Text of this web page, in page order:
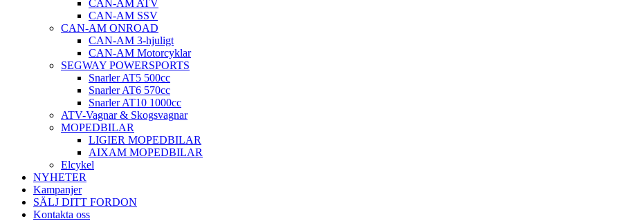
CAN-AM ATV
CAN-AM SSV
CAN-AM ONROAD
CAN-AM 3-hjuligt
CAN-AM Motorcyklar
SEGWAY POWERSPORTS
Snarler AT5 500cc
Snarler AT6 570cc
Snarler AT10 1000cc
ATV-Vagnar & Skogsvagnar
MOPEDBILAR
LIGIER MOPEDBILAR
AIXAM MOPEDBILAR
Elcykel
NYHETER
Kampanjer
SÄLJ DITT FORDON
Kontakta oss